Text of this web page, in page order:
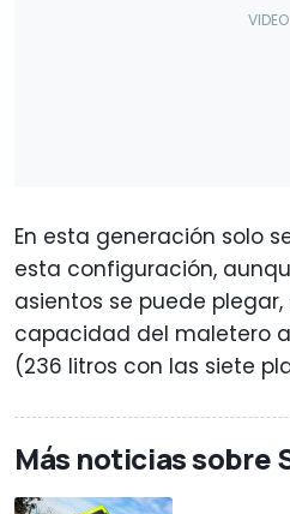
En esta generación solo
esta configuración,
asientos se puede
capacidad del maletero
(236 litros con las siete
Más noticias sobre